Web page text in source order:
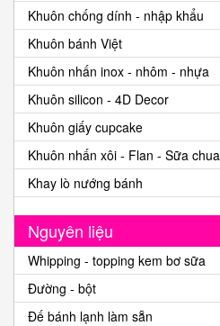
Khuôn chống dính - nhập khẩu
Khuôn bánh Việt
Khuôn nhấn inox - nhôm - nhựa
Khuôn silicon - 4D Decor
Khuôn giấy cupcake
Khuôn nhấn xôi - Flan - Sữa chua
Khay lò nướng bánh
Nguyên liệu
Whipping - topping kem bơ sữa
Đường - bột
Đế bánh lạnh làm sẵn